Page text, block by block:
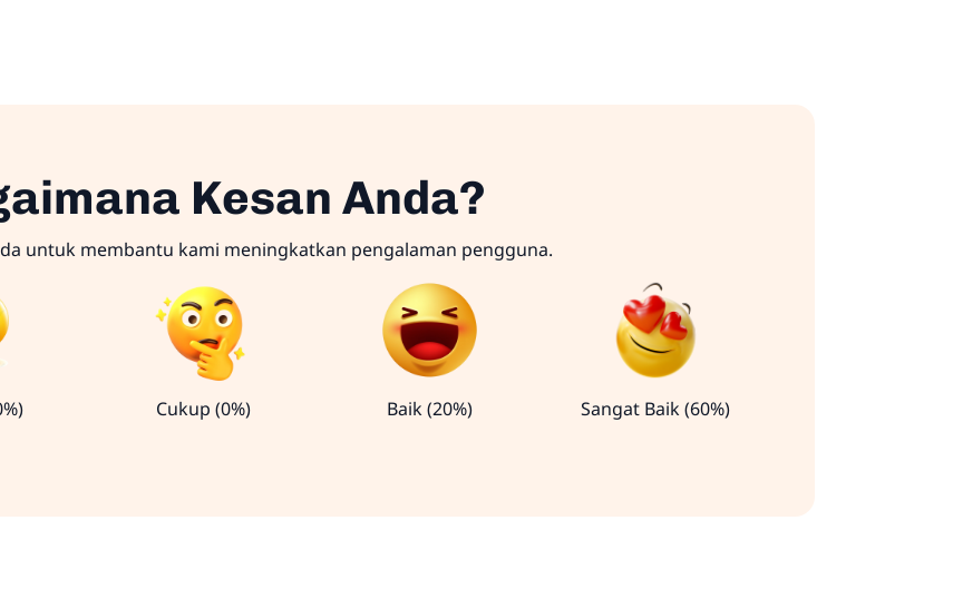
Kesan Anda?
untuk membantu kami meningkatkan pengalaman pengguna.
Cukup (0%) Baik (20%) Sangat Baik (60%)